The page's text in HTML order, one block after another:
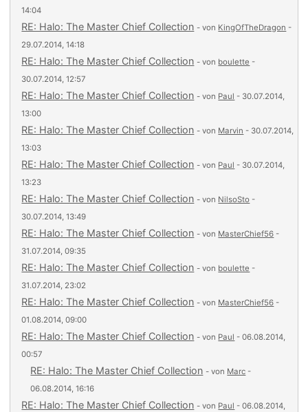
14:04
RE: Halo: The Master Chief Collection - von KingOfTheDragon -
29.07.2014, 14:18
RE: Halo: The Master Chief Collection - von boulette -
30.07.2014, 12:57
RE: Halo: The Master Chief Collection - von Paul - 30.07.2014,
13:00
RE: Halo: The Master Chief Collection - von Marvin - 30.07.2014,
13:03
RE: Halo: The Master Chief Collection - von Paul - 30.07.2014,
13:23
RE: Halo: The Master Chief Collection - von NilsoSto -
30.07.2014, 13:49
RE: Halo: The Master Chief Collection - von MasterChief56 -
31.07.2014, 09:35
RE: Halo: The Master Chief Collection - von boulette -
31.07.2014, 23:02
RE: Halo: The Master Chief Collection - von MasterChief56 -
01.08.2014, 09:00
RE: Halo: The Master Chief Collection - von Paul - 06.08.2014,
00:57
RE: Halo: The Master Chief Collection - von Marc -
06.08.2014, 16:16
RE: Halo: The Master Chief Collection - von Paul - 06.08.2014,